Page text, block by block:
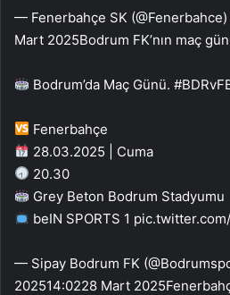
— Fenerbahçe SK
Mart 2025Bodrum FK’nın maç
Bodrum’da Maç Günü.
Fenerbahçe
28.03.2025 | Cuma
20.30
Grey Beton Bodrum Stadyumu
beIN SPORTS 1
— Sipay Bodrum FK
202514:0228 Mart 2025